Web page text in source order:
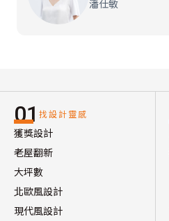
潘仕敏
01 找設計靈感
獲獎設計
老屋翻新
大坪數
北歐風設計
現代風設計